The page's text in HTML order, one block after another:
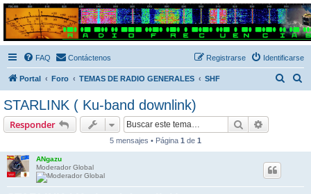
Radio Frecuencias
Foro de Radio Frecuencias
FAQ Contáctenos Identificarse
Registrarse
Portal Foro TEMAS DE RADIO GENERALES SHF
STARLINK ( Ku-band downlink)
Responder Buscar
5 mensajes • Página 1 de 1
ANgazu
Moderador Global